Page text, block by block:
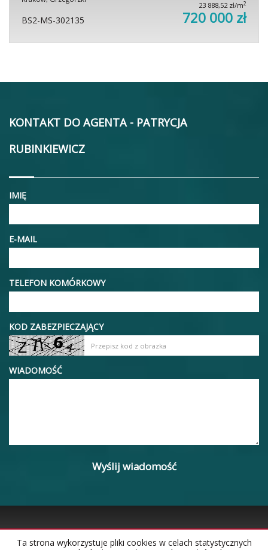
23 888,52 zł/m2
BS2-MS-302135 720 000 zł
KONTAKT DO AGENTA - PATRYCJA
RUBINKIEWICZ
IMIĘ
E-MAIL
TELEFON KOMÓRKOWY
KOD ZABEZPIECZAJĄCY
WIADOMOŚĆ
Ta strona wykorzystuje pliki cookies w celach statystycznych